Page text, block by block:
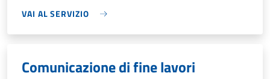
VAI AL SERVIZIO
Comunicazione di fine lavori